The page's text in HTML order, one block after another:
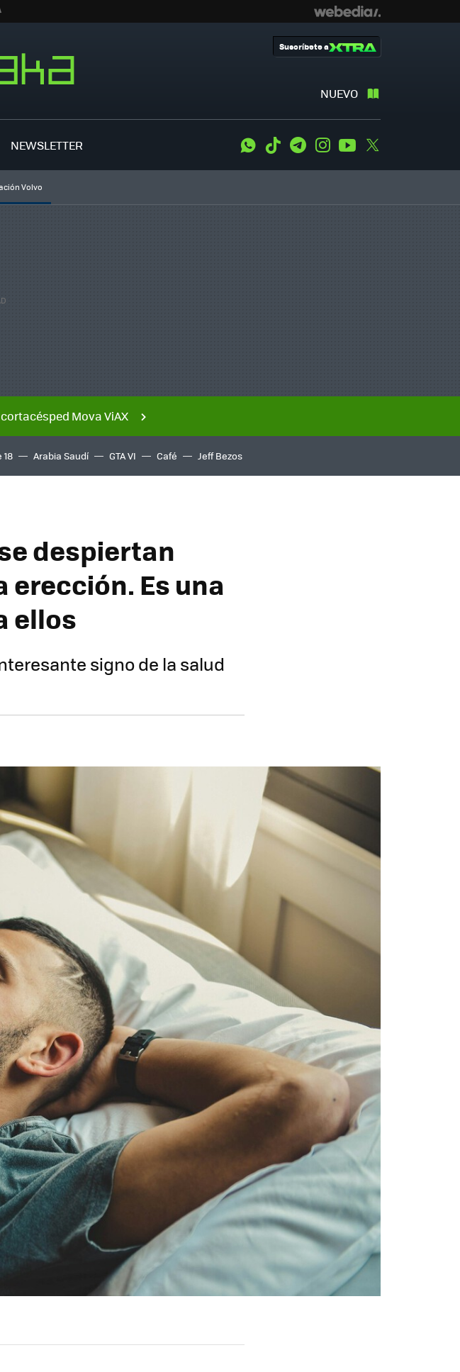
NUEVO
Suscríbete a
NEWSLETTER WhatsApp
Tiktok TelegramInstagramYoutube
Volvo
Mova ViAX
18 Arabia Saudí GTA VI Café Jeff Bezos
despiertan
Es una
ellos
signo de la salud